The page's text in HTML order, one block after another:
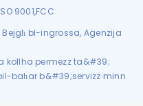
9001,FCC
Bejgħ bl-ingrossa, Aġenzija
permezz ta&#39;
baħar b&#39;servizz minn